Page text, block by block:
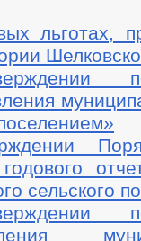
льготах,
годового
сельского